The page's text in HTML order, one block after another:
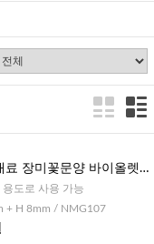
료 장미꽃문양 바이올렛 -
리형, 8mm
용도로 사용 가능
+ H 8mm / NMG107